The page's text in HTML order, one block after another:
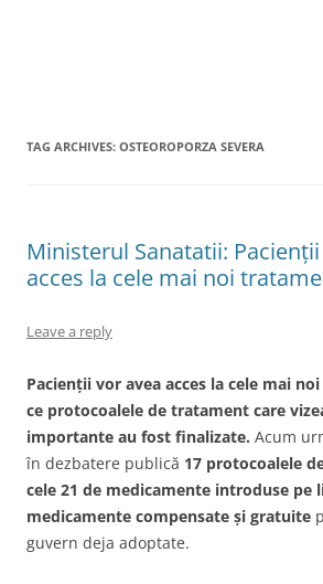
TAG ARCHIVES: OSTEOROPORZA SEVERA
Ministerul Sanatatii:
acces la cele mai noi
Leave a reply
Pacienții vor avea acces la cele mai
ce protocoalele de tratament care
importante au fost finalizate. Acum
în dezbatere publică 17 protocoalele
cele 21 de medicamente introduse pe
medicamente compensate și gratuite
guvern deja adoptate.